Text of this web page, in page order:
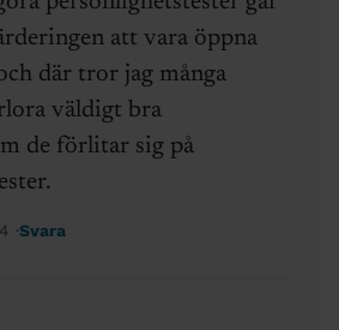
att vara öppna
där tror jag många
väldigt bra
de förlitar sig på
Svara